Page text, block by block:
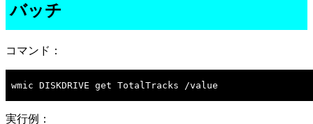
バッチ
コマンド：
wmic DISKDRIVE get TotalTracks /value
実行例：